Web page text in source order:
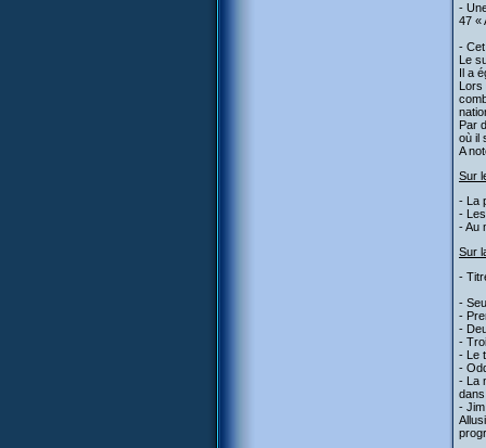
-
47 «
-
Le
Il a
Lors
Par
où il
A
Sur
- La
-
- Au
Sur
-
-
-
-
-
- Le
-
- La
-